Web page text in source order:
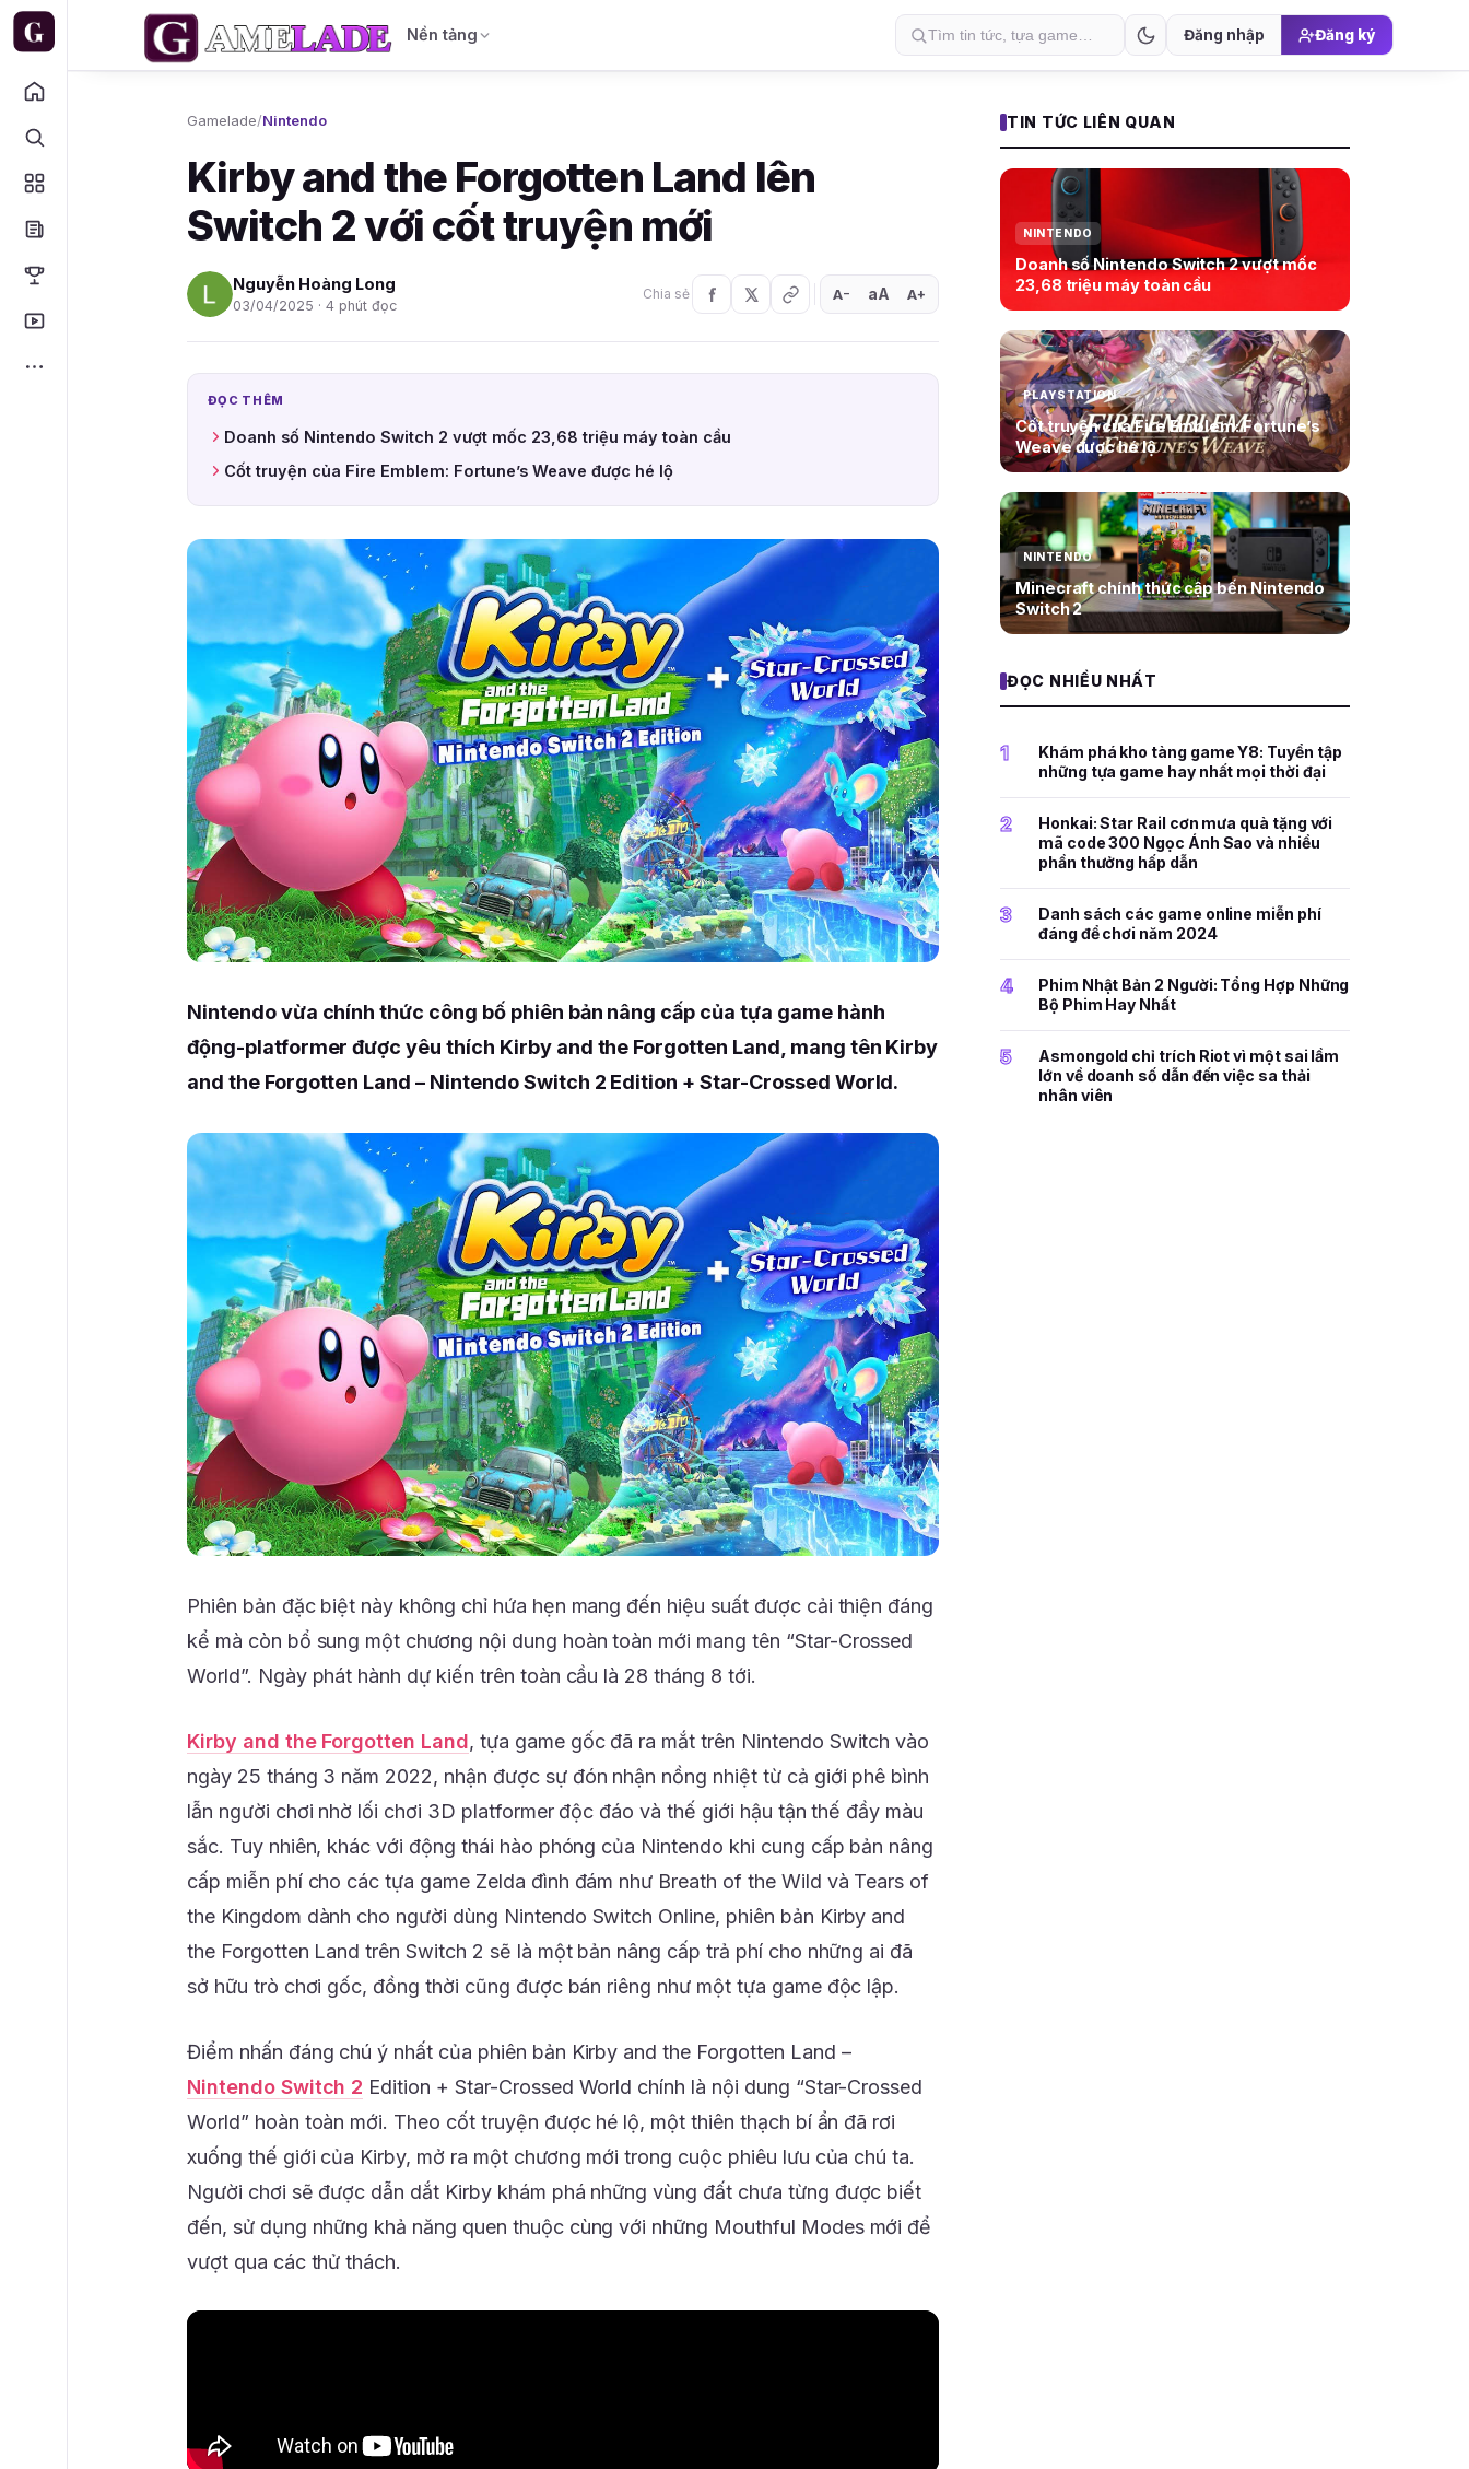
Nền tảng Đăng nhập Đăng ký
Gamelade/Nintendo
Kirby and the Forgotten Land lên
Switch 2 với cốt truyện mới
Nguyễn Hoàng Long
03/04/2025 · 4 phút đọc
Chia sẻ A− aA A+
ĐỌC THÊM
Doanh số Nintendo Switch 2 vượt mốc 23,68 triệu máy toàn cầu
Cốt truyện của Fire Emblem: Fortune’s Weave được hé lộ
Nintendo vừa chính thức công bố phiên bản nâng cấp của tựa game hành
động-platformer được yêu thích Kirby and the Forgotten Land, mang tên Kirby
and the Forgotten Land – Nintendo Switch 2 Edition + Star-Crossed World.
Phiên bản đặc biệt này không chỉ hứa hẹn mang đến hiệu suất được cải thiện đáng
kể mà còn bổ sung một chương nội dung hoàn toàn mới mang tên “Star-Crossed
World”. Ngày phát hành dự kiến trên toàn cầu là 28 tháng 8 tới.
Kirby and the Forgotten Land, tựa game gốc đã ra mắt trên Nintendo Switch vào
ngày 25 tháng 3 năm 2022, nhận được sự đón nhận nồng nhiệt từ cả giới phê bình
lẫn người chơi nhờ lối chơi 3D platformer độc đáo và thế giới hậu tận thế đầy màu
sắc. Tuy nhiên, khác với động thái hào phóng của Nintendo khi cung cấp bản nâng
cấp miễn phí cho các tựa game Zelda đình đám như Breath of the Wild và Tears of
the Kingdom dành cho người dùng Nintendo Switch Online, phiên bản Kirby and
the Forgotten Land trên Switch 2 sẽ là một bản nâng cấp trả phí cho những ai đã
sở hữu trò chơi gốc, đồng thời cũng được bán riêng như một tựa game độc lập.
Điểm nhấn đáng chú ý nhất của phiên bản Kirby and the Forgotten Land –
Nintendo Switch 2 Edition + Star-Crossed World chính là nội dung “Star-Crossed
World” hoàn toàn mới. Theo cốt truyện được hé lộ, một thiên thạch bí ẩn đã rơi
xuống thế giới của Kirby, mở ra một chương mới trong cuộc phiêu lưu của chú ta.
Người chơi sẽ được dẫn dắt Kirby khám phá những vùng đất chưa từng được biết
đến, sử dụng những khả năng quen thuộc cùng với những Mouthful Modes mới để
vượt qua các thử thách.
TIN TỨC LIÊN QUAN
NINTENDO
Doanh số Nintendo Switch 2 vượt mốc
23,68 triệu máy toàn cầu
PLAYSTATION
Cốt truyện của Fire Emblem: Fortune’s
Weave được hé lộ
NINTENDO
Minecraft chính thức cập bến Nintendo
Switch 2
ĐỌC NHIỀU NHẤT
1
Khám phá kho tàng game Y8: Tuyển tập
những tựa game hay nhất mọi thời đại
2
Honkai: Star Rail cơn mưa quà tặng với
mã code 300 Ngọc Ánh Sao và nhiều
phần thưởng hấp dẫn
3
Danh sách các game online miễn phí
đáng để chơi năm 2024
4
Phim Nhật Bản 2 Người: Tổng Hợp Những
Bộ Phim Hay Nhất
5
Asmongold chỉ trích Riot vì một sai lầm
lớn về doanh số dẫn đến việc sa thải
nhân viên